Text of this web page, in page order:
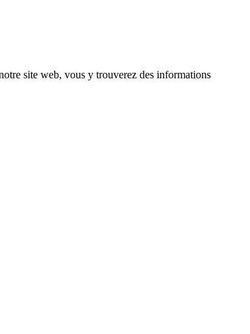
site web, vous y trouverez des informations